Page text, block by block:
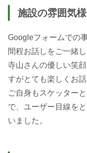
施設の雰囲気
Googleフォームでの
間程お話しをご一緒し
寺山さんの優しい笑
すがとても楽しくお
ご自身もスケッター
で、ユーザー目線を
いました。